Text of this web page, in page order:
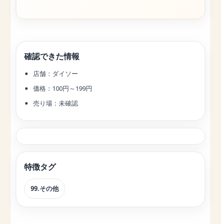
確認できた情報
店舗：ダイソー
価格：100円～199円
売り場：未確認
特徴タグ
99.その他